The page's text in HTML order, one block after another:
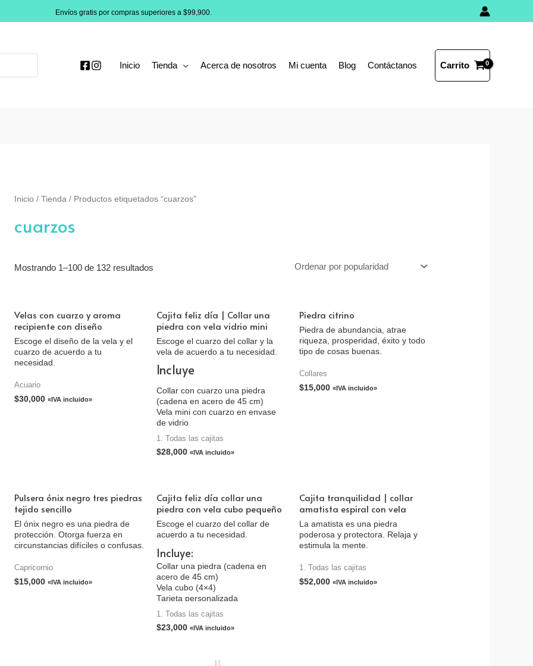
Envíos gratis por compras superiores a $99,900.
Inicio Tienda Acerca de nosotros Mi cuenta Blog Contáctanos Carrito
Inicio /Tienda / Productos etiquetados “cuarzos”
cuarzos
Mostrando 1–100 de 132 resultados
Velas con cuarzo y aroma
recipiente con diseño
Escoge el diseño de la vela y el
cuarzo de acuerdo a tu
necesidad.
Acuario
$30,000 «IVA incluido»
Cajita feliz día | Collar una
piedra con vela vidrio mini
Escoge el cuarzo del collar y la
vela de acuerdo a tu necesidad.
Incluye
Collar con cuarzo una piedra
(cadena en acero de 45 cm)
Vela mini con cuarzo en envase
de vidrio
Tarjeta personalizada
Caja de cartón
1. Todas las cajitas
$28,000 «IVA incluido»
Piedra citrino
Piedra de abundancia, atrae
riqueza, prosperidad, éxito y todo
tipo de cosas buenas.
Collares
$15,000 «IVA incluido»
Pulsera ónix negro tres piedras
tejido sencillo
El ónix negro es una piedra de
protección. Otorga fuerza en
circunstancias difíciles o confusas.
Capricornio
$15,000 «IVA incluido»
Cajita feliz día collar una
piedra con vela cubo pequeño
Escoge el cuarzo del collar de
acuerdo a tu necesidad.
Incluye:
Collar una piedra (cadena en
acero de 45 cm)
Vela cubo (4×4)
Tarjeta personalizada
Caja de cartón
1. Todas las cajitas
$23,000 «IVA incluido»
Cajita tranquilidad | collar
amatista espiral con vela
La amatista es una piedra
poderosa y protectora. Relaja y
estimula la mente.
1. Todas las cajitas
$52,000 «IVA incluido»